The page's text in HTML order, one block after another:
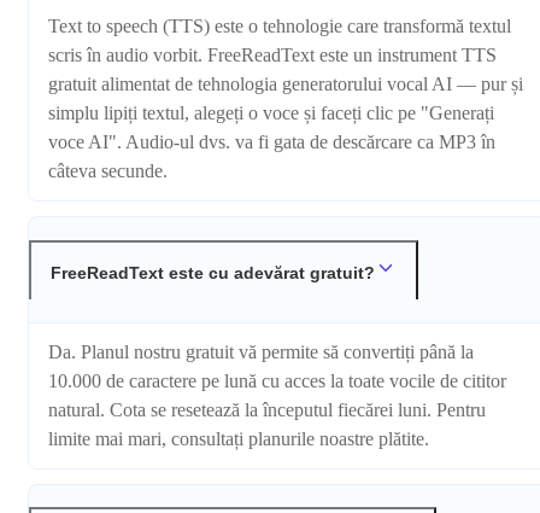
Text to speech (TTS) este o tehnologie care transformă textul
scris în audio vorbit. FreeReadText este un instrument TTS
gratuit alimentat de tehnologia generatorului vocal AI — pur și
simplu lipiți textul, alegeți o voce și faceți clic pe "Generați
voce AI". Audio-ul dvs. va fi gata de descărcare ca MP3 în
câteva secunde.
FreeReadText este cu adevărat gratuit?
Da. Planul nostru gratuit vă permite să convertiți până la
10.000 de caractere pe lună cu acces la toate vocile de cititor
natural. Cota se resetează la începutul fiecărei luni. Pentru
limite mai mari, consultați planurile noastre plătite.